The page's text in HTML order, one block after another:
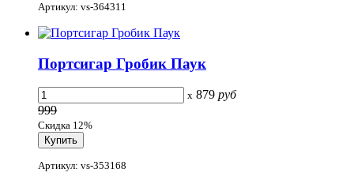
Артикул: vs-364311
Портсигар Гробик Паук
x 879 руб
999
Скидка 12%
Артикул: vs-353168